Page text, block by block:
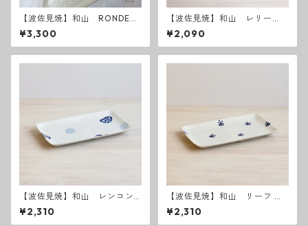
【波佐見焼】和山 RONDE
長皿
¥3,300
【波佐見焼】和山 レリー
フ・フラワーパレード 長皿
¥2,090
【波佐見焼】和山 レンコン
Wプレート 長角皿
¥2,310
【波佐見焼】和山 リーフ W
プレート長角皿
¥2,310